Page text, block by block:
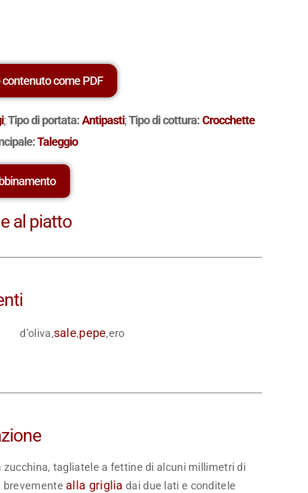
come PDF
;Tipo di portata:Antipasti;Tipo di cottura:Crocchette
Taleggio
al piatto
d’oliva,sale,pepe,ero
tagliatele a fettine di alcuni millimetri di
brevemente alla griglia dai due lati e conditele